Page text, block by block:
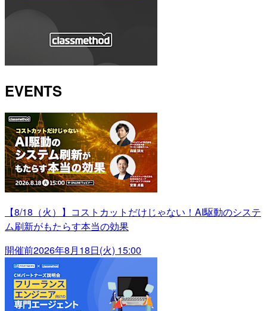
EVENTS
【8/18（火）】コストカットだけじゃない！AI駆動のシステ
ム刷新がもたらす本当の効果
開催前2026年8月18日(火) 15:00